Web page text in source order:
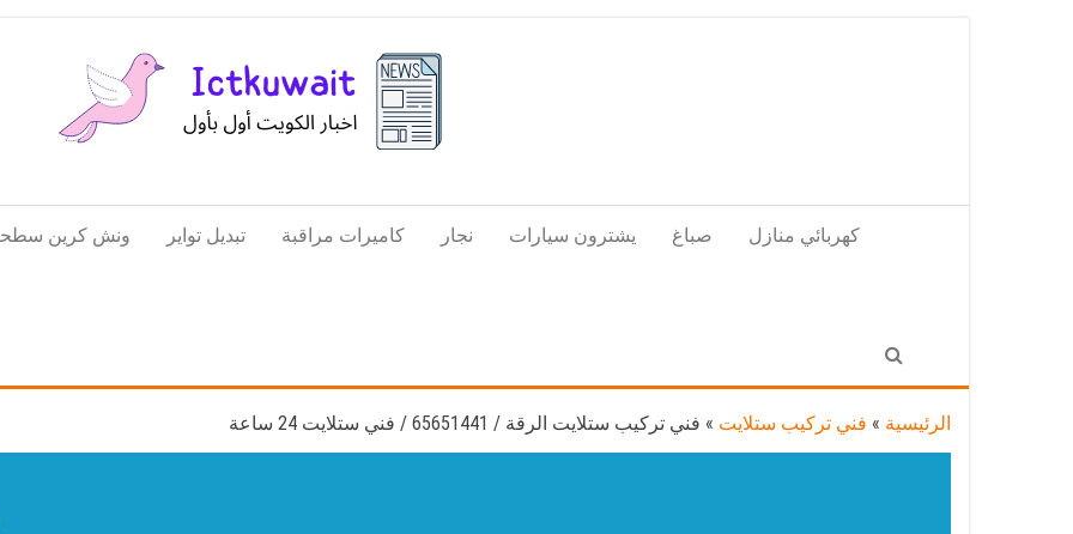
الكويت
تكنولوجيا
المعلومات
ونش كرين تبديل تواير كاميرات مراقبة نجار يشترون سيارات صباغ كهربائي منازل
الرئيسية » فني تركيب ستلايت » فني تركيب ستلايت الرقة / 65651441 / فني ستلايت 24 ساعة